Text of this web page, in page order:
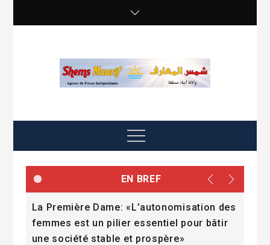
Menu
EN BREF
La Première Dame: «L’autonomisation des
femmes est un pilier essentiel pour bâtir
une société stable et prospère»